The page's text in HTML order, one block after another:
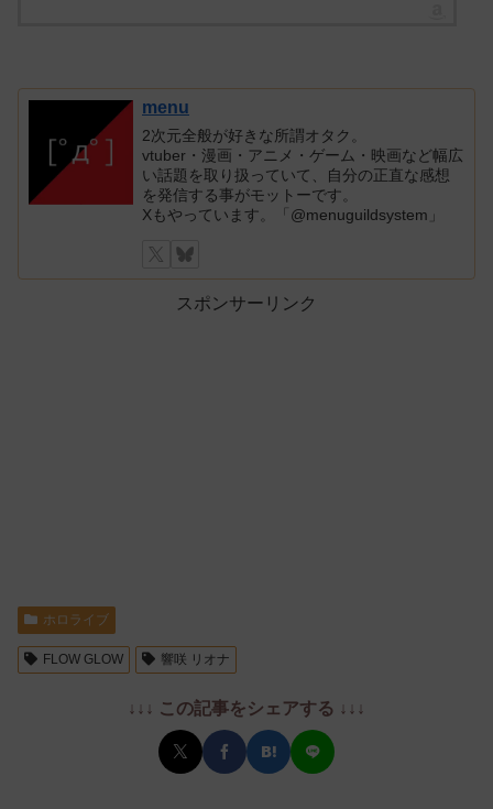
menu
2次元全般が好きな所謂オタク。
vtuber・漫画・アニメ・ゲーム・映画など幅広
い話題を取り扱っていて、自分の正直な感想
を発信する事がモットーです。
Xもやっています。「@menuguildsystem」
スポンサーリンク
ホロライブ
FLOW GLOW 響咲 リオナ
↓↓↓ この記事をシェアする ↓↓↓